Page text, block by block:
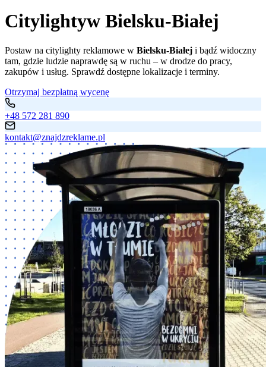
Citylightyw Bielsku-Białej
Postaw na citylighty reklamowe w Bielsku-Białej i bądź widoczny
tam, gdzie ludzie naprawdę są w ruchu – w drodze do pracy,
zakupów i usług. Sprawdź dostępne lokalizacje i terminy.
Otrzymaj bezpłatną wycenę
+48 572 281 890
kontakt@znajdzreklame.pl